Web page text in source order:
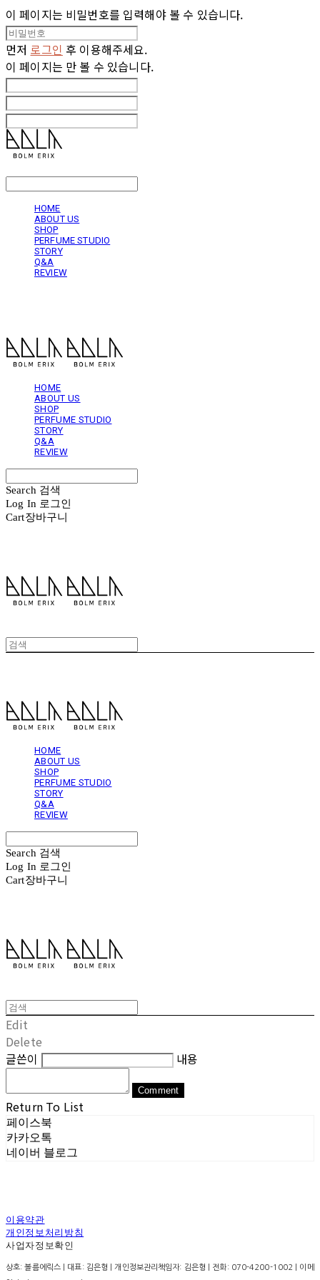
이 페이지는 비밀번호를 입력해야 볼 수 있습니다.
먼저 로그인 후 이용해주세요.
이 페이지는 만 볼 수 있습니다.
HOME
ABOUT US
SHOP
PERFUME STUDIO
STORY
Q&A
REVIEW
HOME
ABOUT US
SHOP
PERFUME STUDIO
STORY
Q&A
REVIEW
Search 검색
Log In 로그인
Cart장바구니
HOME
ABOUT US
SHOP
PERFUME STUDIO
STORY
Q&A
REVIEW
Search 검색
Log In 로그인
Cart장바구니
Edit
Delete
글쓴이
내용
Comment
Return To List
페이스북
카카오톡
네이버 블로그
이용약관
개인정보처리방침
사업자정보확인
상호: 볼름에릭스 | 대표: 김은형 | 개인정보관리책임자: 김은형 | 전화: 070-4200-1002 | 이메